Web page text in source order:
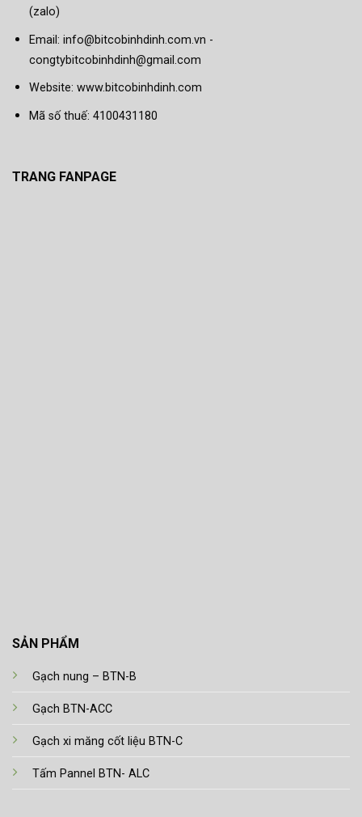
(zalo)
Email: info@bitcobinhdinh.com.vn -
congtybitcobinhdinh@gmail.com
Website: www.bitcobinhdinh.com
Mã số thuế: 4100431180
SẢN PHẨM
Gạch nung – BTN-B
Gạch BTN-ACC
Gạch xi măng cốt liệu BTN-C
Tấm Pannel BTN- ALC
TRANG FANPAGE